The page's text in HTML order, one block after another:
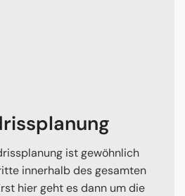
ist gewöhnlich
innerhalb des gesamten
hier geht es dann um die